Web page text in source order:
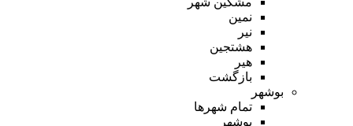
نمین
نیر
هشتجین
هیر
بازگشت
بوشهر
تمام شهر‌ها
بوشهر